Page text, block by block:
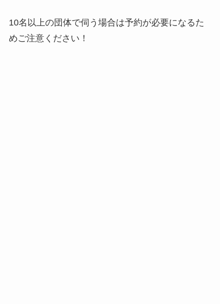
10名以上の団体で伺う場合は予約が必要になるた
めご注意ください！